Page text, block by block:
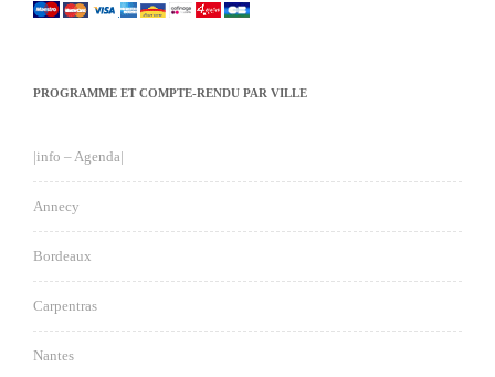
PROGRAMME ET COMPTE-RENDU PAR VILLE
|info – Agenda|
Annecy
Bordeaux
Carpentras
Nantes